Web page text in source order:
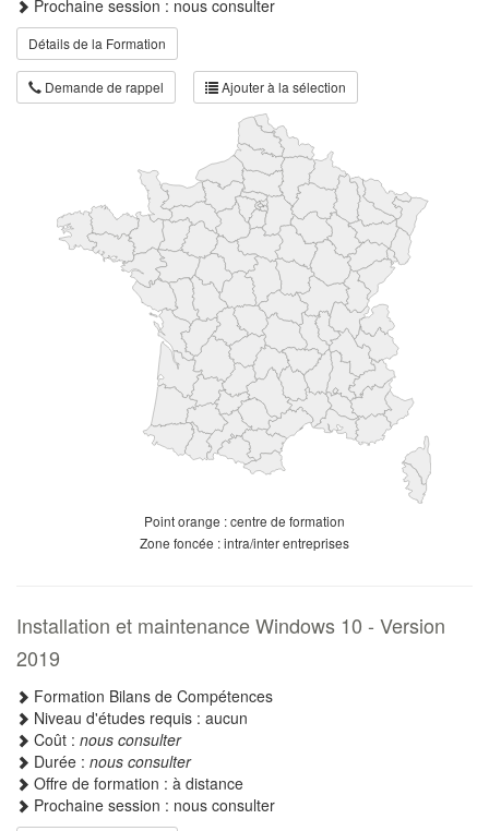
Prochaine session : nous consulter
Détails de la Formation
Demande de rappel Ajouter à la sélection
Point orange : centre de formation
Zone foncée : intra/inter entreprises
Installation et maintenance Windows 10 - Version
2019
Formation Bilans de Compétences
Niveau d'études requis : aucun
Coût : nous consulter
Durée : nous consulter
Offre de formation : à distance
Prochaine session : nous consulter